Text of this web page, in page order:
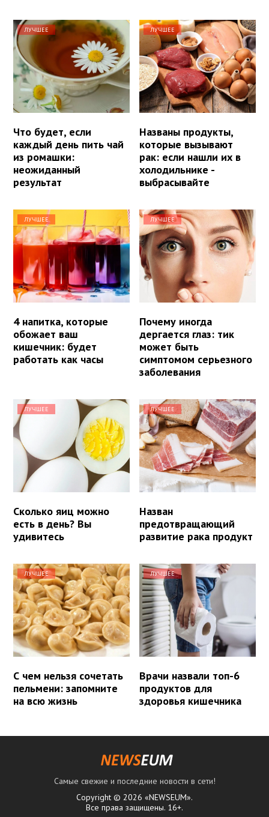
ЛУЧШЕЕ
Что будет, если
каждый день пить чай
из ромашки:
неожиданный
результат
ЛУЧШЕЕ
Названы продукты,
которые вызывают
рак: если нашли их в
холодильнике -
выбрасывайте
ЛУЧШЕЕ
4 напитка, которые
обожает ваш
кишечник: будет
работать как часы
ЛУЧШЕЕ
Почему иногда
дергается глаз: тик
может быть
симптомом серьезного
заболевания
ЛУЧШЕЕ
Сколько яиц можно
есть в день? Вы
удивитесь
ЛУЧШЕЕ
Назван
предотвращающий
развитие рака продукт
ЛУЧШЕЕ
С чем нельзя сочетать
пельмени: запомните
на всю жизнь
ЛУЧШЕЕ
Врачи назвали топ-6
продуктов для
здоровья кишечника
Самые свежие и последние новости в сети!
Copyright © 2026 «NEWSEUM».
Все права защищены. 16+.